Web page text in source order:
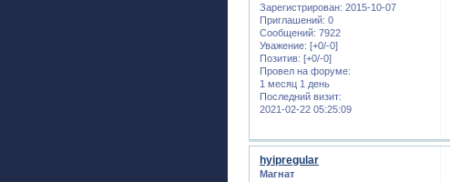
Зарегистрирован: 2015-10-07
Приглашений: 0
Сообщений: 7922
Уважение: [+0/-0]
Позитив: [+0/-0]
Провел на форуме:
1 месяц 1 день
Последний визит:
2021-02-22 05:25:09
hyipregular
Магнат